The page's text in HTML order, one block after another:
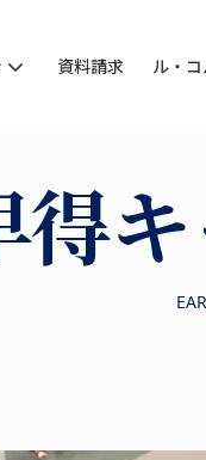
資料請求 ル・
得